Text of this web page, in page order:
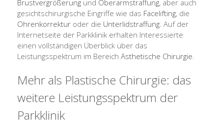
Brustvergrößerung und Oberarmstraffung, aber auch
gesichtschirurgische Eingriffe wie das Facelifting, die
Ohrenkorrektur oder die Unterlidstraffung. Auf der
Internetseite der Parkklinik erhalten Interessierte
einen vollständigen Überblick über das
Leistungsspektrum im Bereich Ästhetische Chirurgie.
Mehr als Plastische Chirurgie: das
weitere Leistungsspektrum der
Parkklinik